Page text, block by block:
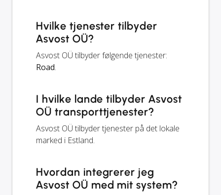
Hvilke tjenester tilbyder
Asvost OÜ?
Asvost OÜ tilbyder følgende tjenester:
Road.
I hvilke lande tilbyder Asvost
OÜ transporttjenester?
Asvost OÜ tilbyder tjenester på det lokale
marked i Estland.
Hvordan integrerer jeg
Asvost OÜ med mit system?